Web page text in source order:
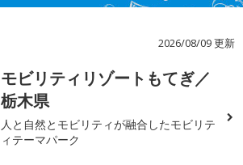
2026/08/09 更新
モビリティリゾートもてぎ／
栃木県
人と自然とモビリティが融合したモビリテ
ィテーマパーク